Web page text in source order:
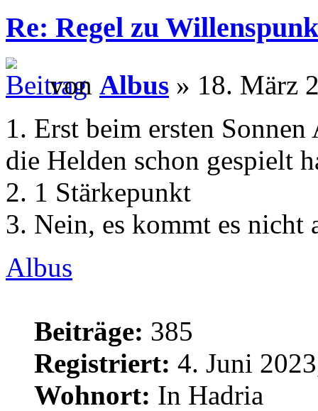
Re: Regel zu
von Albus » 18. März
1. Erst beim ersten
die Helden schon gespielt
2. 1 Stärkepunkt
3. Nein, es kommt es nicht
Albus
Beiträge: 385
Registriert: 4. Juni
Wohnort: In Hadria